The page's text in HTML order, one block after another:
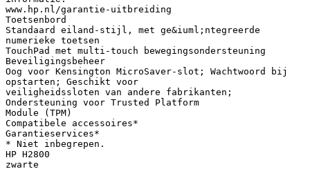
www.hp.nl/garantie-uitbreiding
Toetsenbord
Standaard eiland-stijl, met ge&iuml;ntegreerde
numerieke toetsen
TouchPad met multi-touch bewegingsondersteuning
Beveiligingsbeheer
Oog voor Kensington MicroSaver-slot; Wachtwoord bij
opstarten; Geschikt voor
veiligheidssloten van andere fabrikanten;
Ondersteuning voor Trusted Platform
Module (TPM)
Compatibele accessoires*
Garantieservices*
* Niet inbegrepen.
HP H2800
zwarte